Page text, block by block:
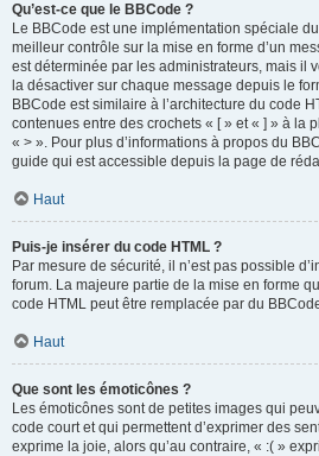
Qu’est-ce que le BBCode ?
Le BBCode est une implémentation spéciale
meilleur contrôle sur la mise en forme d’un
est déterminée par les administrateurs, mais il
la désactiver sur chaque message depuis le
BBCode est similaire à l’architecture du code
contenues entre des crochets « [ » et « ] » à la
« > ». Pour plus d’informations à propos du
guide qui est accessible depuis la page de
Haut
Puis-je insérer du code HTML ?
Par mesure de sécurité, il n’est pas possible
forum. La majeure partie de la mise en forme
code HTML peut être remplacée par du
Haut
Que sont les émoticônes ?
Les émoticônes sont de petites images qui
code court et qui permettent d’exprimer des
exprime la joie, alors qu’au contraire, « :( »